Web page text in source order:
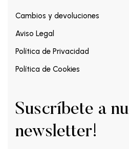
Cambios y devoluciones
Aviso Legal
Política de Privacidad
Política de Cookies
Suscríbete a
newsletter!